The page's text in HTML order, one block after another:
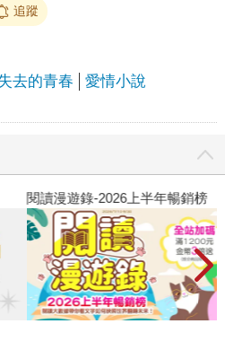
追蹤
去的青春 愛情小說